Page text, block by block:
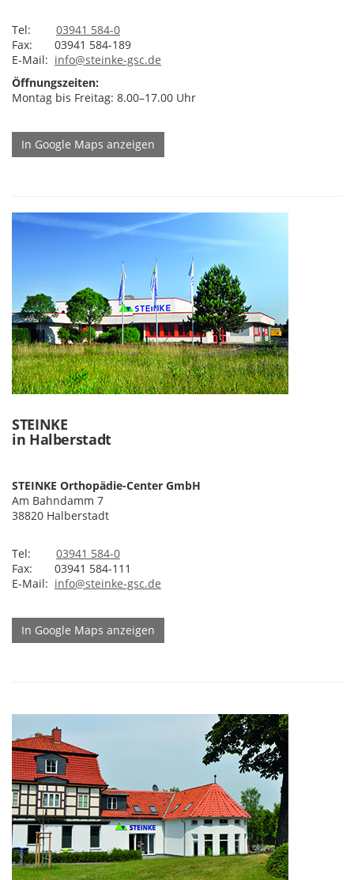
Tel: 03941 584-0
Fax: 03941 584-189
E-Mail: info@steinke-gsc.de
Öffnungszeiten:
Montag bis Freitag: 8.00–17.00 Uhr
In Google Maps anzeigen
STEINKE
in Halberstadt
STEINKE Orthopädie-Center GmbH
Am Bahndamm 7
38820 Halberstadt
Tel: 03941 584-0
Fax: 03941 584-111
E-Mail: info@steinke-gsc.de
In Google Maps anzeigen